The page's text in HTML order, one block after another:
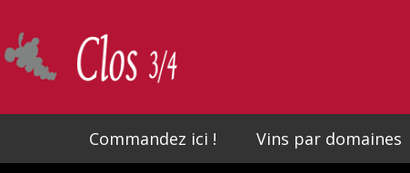
main
content
Commandez ici ! Vins par domaines